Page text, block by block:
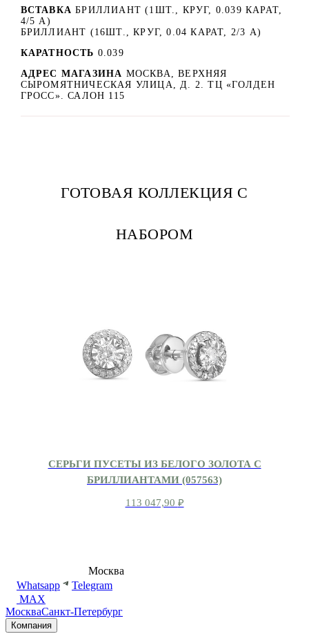
ВСТАВКА БРИЛЛИАНТ (1ШТ., КРУГ, 0.039 КАРАТ,
4/5 А)
БРИЛЛИАНТ (16ШТ., КРУГ, 0.04 КАРАТ, 2/3 А)
КАРАТНОСТЬ 0.039
АДРЕС МАГАЗИНА МОСКВА, ВЕРХНЯЯ
СЫРОМЯТНИЧЕСКАЯ УЛИЦА, Д. 2. ТЦ «ГОЛДЕН
ГРОСС». САЛОН 115
ГОТОВАЯ КОЛЛЕКЦИЯ С
НАБОРОМ
СЕРЬГИ ПУСЕТЫ ИЗ БЕЛОГО ЗОЛОТА С
БРИЛЛИАНТАМИ (057563)
113 047,90 ₽
Москва
Whatsapp
Telegram
MAX
МоскваСанкт-Петербург
Компания